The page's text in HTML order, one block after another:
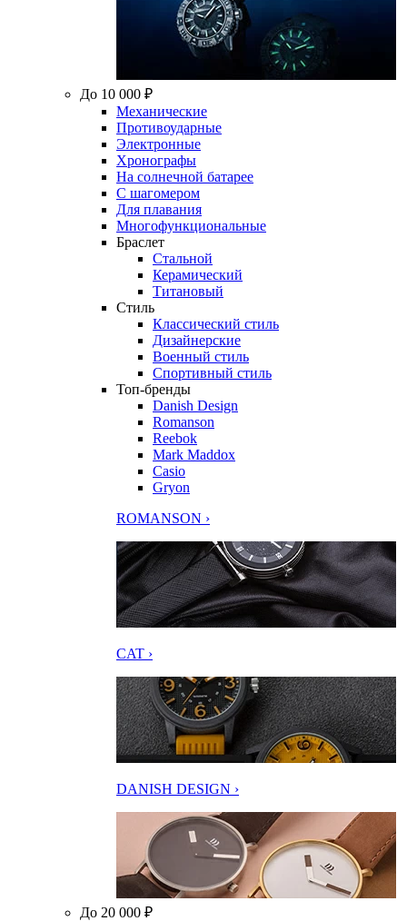
До 10 000 ₽
Механические
Противоударные
Электронные
Хронографы
На солнечной батарее
С шагомером
Для плавания
Многофункциональные
Браслет
Стальной
Керамический
Титановый
Стиль
Классический стиль
Дизайнерские
Военный стиль
Спортивный стиль
Топ-бренды
Danish Design
Romanson
Reebok
Mark Maddox
Casio
Gryon
ROMANSON ›
CAT ›
DANISH DESIGN ›
До 20 000 ₽